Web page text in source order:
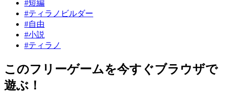
#短編
#ティラノビルダー
#自由
#小説
#ティラノ
このフリーゲームを今すぐブラウザで
遊ぶ！